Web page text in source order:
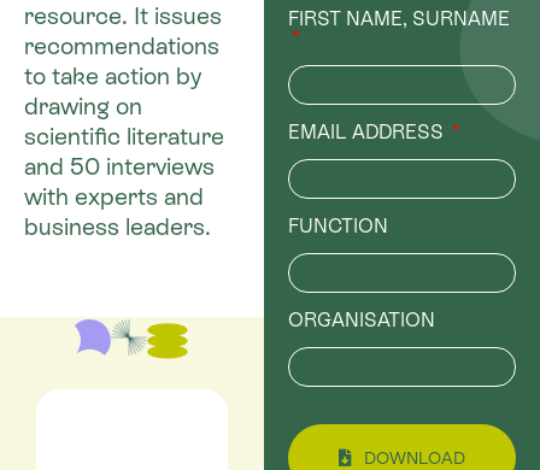
resource. It issues
recommendations
to take action by
drawing on
scientific literature
and 50 interviews
with experts and
business leaders.
FIRST NAME, SURNAME
EMAIL ADDRESS
FUNCTION
ORGANISATION
DOWNLOAD